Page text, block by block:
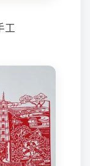
工